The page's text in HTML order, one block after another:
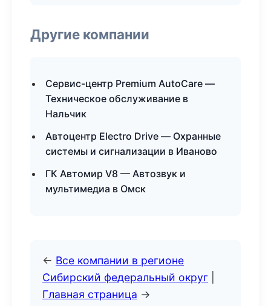
Другие компании
Сервис-центр Premium AutoCare —
Техническое обслуживание в
Нальчик
Автоцентр Electro Drive — Охранные
системы и сигнализации в Иваново
ГК Автомир V8 — Автозвук и
мультимедиа в Омск
← Все компании в регионе
Сибирский федеральный округ
Главная страница →